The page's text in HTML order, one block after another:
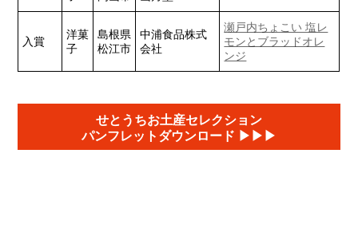
入賞
洋菓
子
島根県
松江市
中浦食品株式
会社
瀬戸内ちょこい 塩レ
モンとブラッドオレ
ンジ
せとうちお土産セレクション
パンフレットダウンロード ▶︎▶︎▶︎